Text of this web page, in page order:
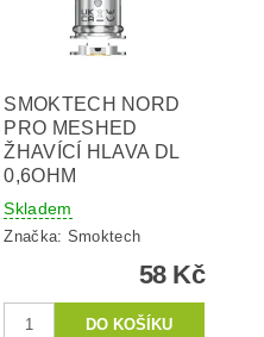
SMOKTECH NORD
PRO MESHED
ŽHAVÍCÍ HLAVA DL
0,6OHM
Skladem
Značka: Smoktech
58 Kč